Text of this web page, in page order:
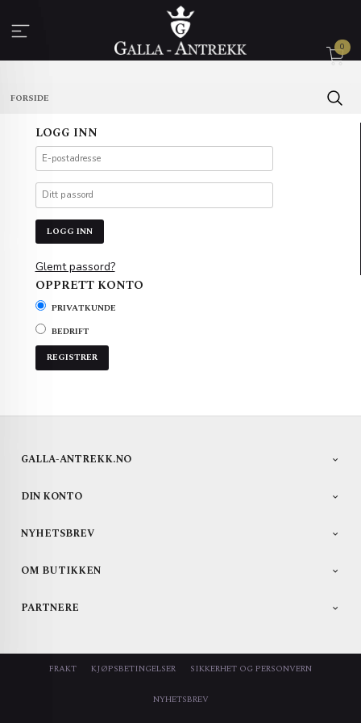
innholdet
0
FORSIDE
LOGG INN
Glemt passord?
OPPRETT KONTO
PRIVATKUNDE
BEDRIFT
GALLA-ANTREKK.NO
DIN KONTO
NYHETSBREV
OM BUTIKKEN
PARTNERE
FRAKT KJØPSBETINGELSER SIKKERHET OG PERSONVERN
NYHETSBREV